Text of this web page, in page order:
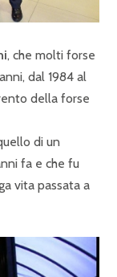
, che molti forse
dal 1984 al
della forse
di un
fa e che fu
vita passata a